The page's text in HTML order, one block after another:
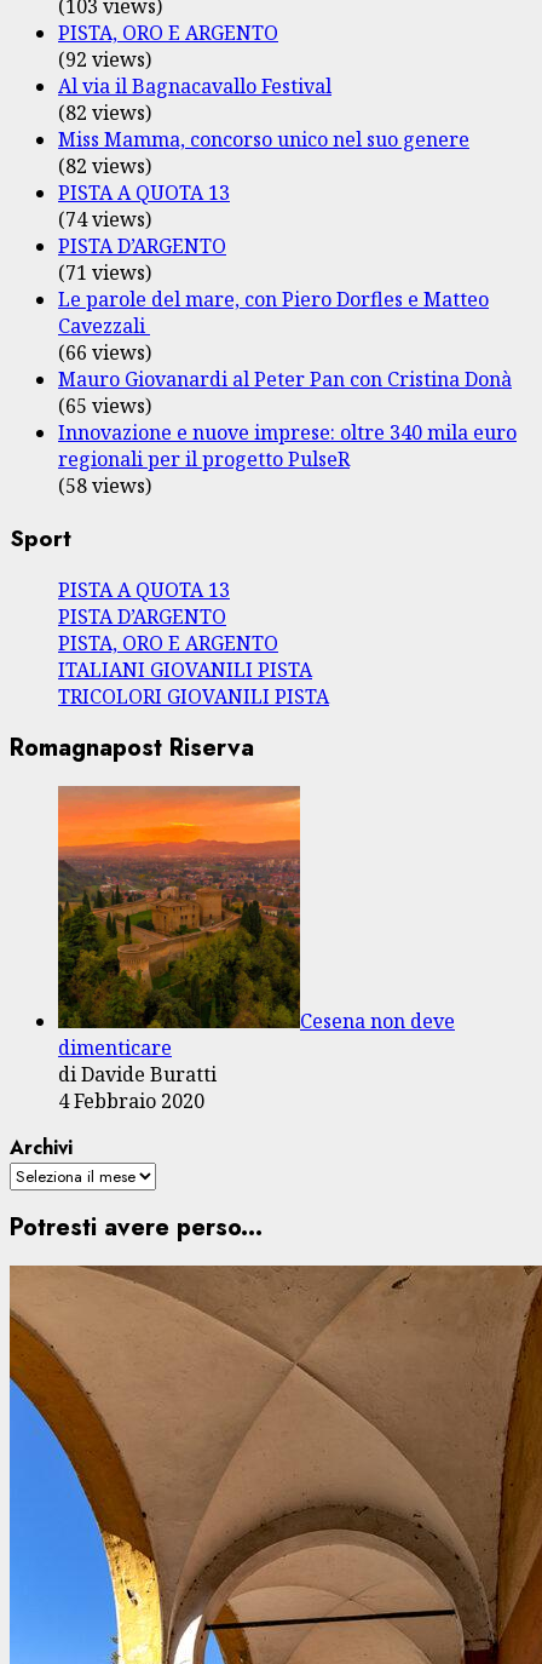
(103 views)
PISTA, ORO E ARGENTO
(92 views)
Al via il Bagnacavallo Festival
(82 views)
Miss Mamma, concorso unico nel suo genere
(82 views)
PISTA A QUOTA 13
(74 views)
PISTA D’ARGENTO
(71 views)
Le parole del mare, con Piero Dorfles e Matteo
Cavezzali
(66 views)
Mauro Giovanardi al Peter Pan con Cristina Donà
(65 views)
Innovazione e nuove imprese: oltre 340 mila euro
regionali per il progetto PulseR
(58 views)
Sport
PISTA A QUOTA 13
PISTA D’ARGENTO
PISTA, ORO E ARGENTO
ITALIANI GIOVANILI PISTA
TRICOLORI GIOVANILI PISTA
Romagnapost Riserva
Cesena non deve
dimenticare
di Davide Buratti
4 Febbraio 2020
Archivi
Potresti avere perso...